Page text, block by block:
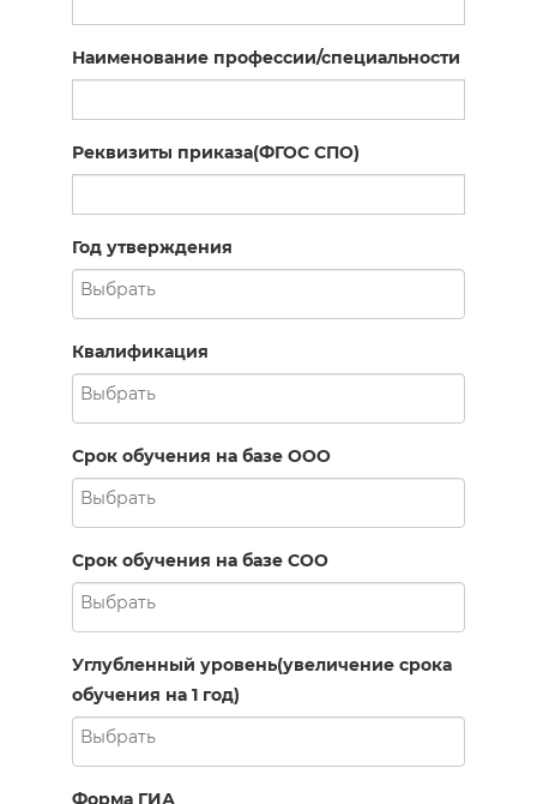
Наименование профессии/специальности
Реквизиты приказа(ФГОС СПО)
Год утверждения
Квалификация
Срок обучения на базе ООО
Срок обучения на базе СОО
Углубленный уровень(увеличение срока
обучения на 1 год)
Форма ГИА